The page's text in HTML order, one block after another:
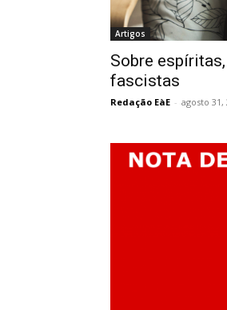
Artigos
Sobre
fascistas
Redação EàE - agosto 31,